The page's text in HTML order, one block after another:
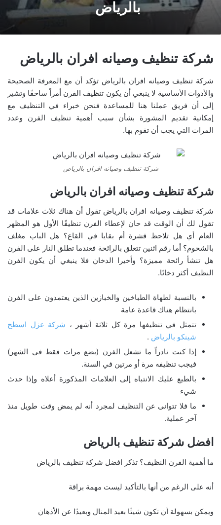
بالرياض
شركة تنظيف وصيانه افران بالرياض
شركة تنظيف وصيانه افران بالرياض تؤكد أن مع المعرفة الصحيحة
والأدوات الأساسية لا ينبغي أن يكون تنظيف الفرن أمراً ساحقًا وتشير
إلى أن فريق عملنا هنا للمساعدة فنحن خبراء في التنظيف مع
إمكانية تقديم المشورة بشأن سبب أهمية تنظيف الفرن وعدد
المرات التي يجب أن تقوم بها.
شركة تنظيف وصيانه افران بالرياض
شركة تنظيف وصيانه افران بالرياض
شركة تنظيف وصيانه افران بالرياض تقول أن هناك ثلاث علامات قد
تقول لك أن الوقت قد حان لإعطاء الفرن تنظيفًا الأول هو المظهر
العام أي هل تلاحظ قشرة أم بقايا في القاع؟ هل الباب مغلف
بالشحوم؟ أما رقم اثنين تتعلق بالرائحة فعندما تطلق النار على الفرن
هل تنشأ رائحة مميزة؟ وأخيرا الدخان فلا ينبغي أن يكون الفرن
النظيف أكثر دخانًا.
بالنسبة لطهاة الطباخين والخبازين الذين يعتمدون على الفرن
بانتظام هناك قاعدة عامة
تتمثل في تنظيفها مرة كل ثلاثة أشهر ، شركة عزل اسطح
شينكو بالرياض .
إذا كنت نادراً ما تشعل الفرن (بضع مرات فقط في الشهر)
فيجب تنظيفه مرة أو مرتين في السنة.
بالطبع عليك الانتباه إلى العلامات المذكورة أعلاه وإذا حدث
شيء
ما فلا تتوانى عن التنظيف لمجرد أنه لم يمض وقت طويل منذ
آخر عملية.
افضل شركة تنظيف بالرياض
ما أهمية الفرن النظيف؟ تذكر افضل شركة تنظيف بالرياض
أنه على الرغم من أنها بالتأكيد ليست مهمة براقة
ويمكن بسهولة أن تكون شيئًا بعيد المنال وبعيدًا عن الأذهان